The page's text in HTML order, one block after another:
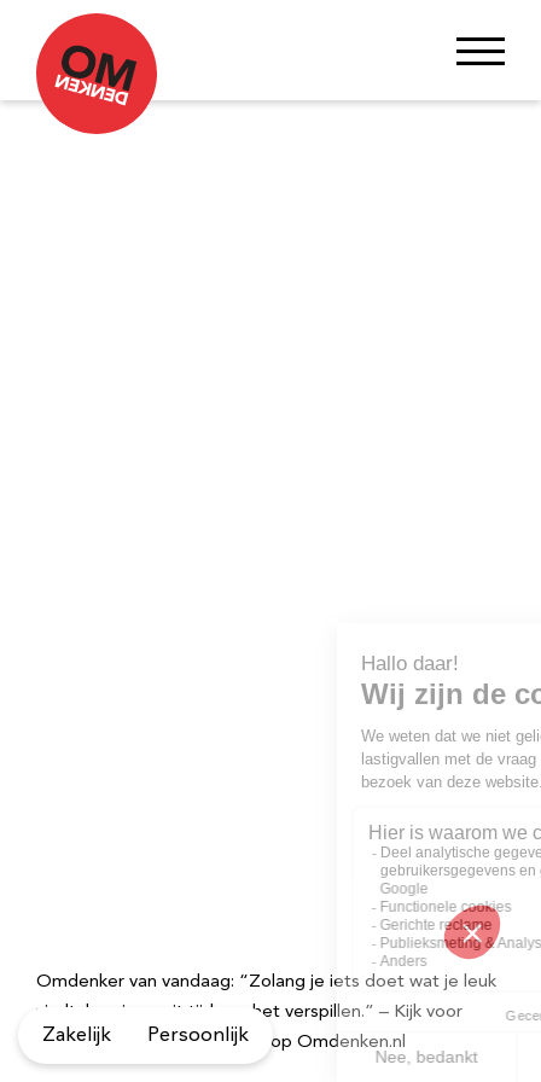
Omdenker van vandaag: “Zolang je iets doet wat je leuk
vindt, ben je nooit tijd aan het verspillen.” – Kijk voor
meer inspirerende spreuken op Omdenken.nl
Zakelijk Persoonlijk